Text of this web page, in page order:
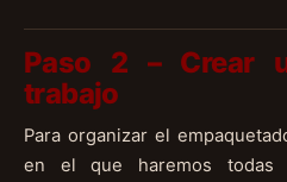
Paso 2 – Crear
trabajo
Para organizar el
en el que haremos todas